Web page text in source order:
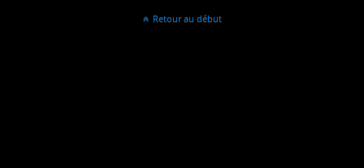
Retour au début